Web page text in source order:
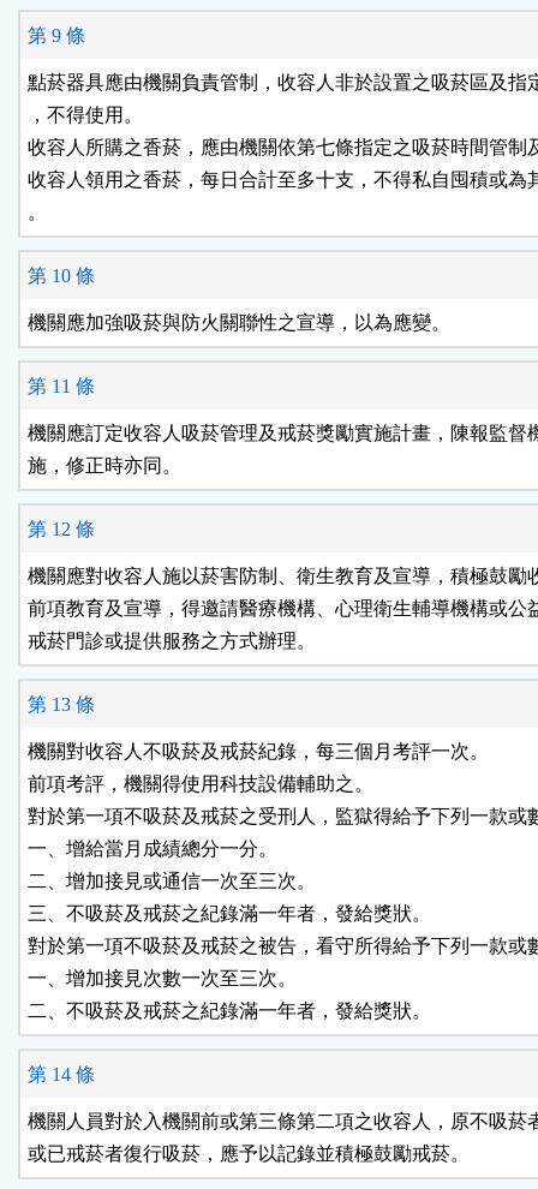
第 9 條
點菸器具應由機關負責管制，收容人非於設置之吸菸區及指
，不得使用。
收容人所購之香菸，應由機關依第七條指定之吸菸時間管制
收容人領用之香菸，每日合計至多十支，不得私自囤積或為
。
第 10 條
機關應加強吸菸與防火關聯性之宣導，以為應變。
第 11 條
機關應訂定收容人吸菸管理及戒菸獎勵實施計畫，陳報監督
施，修正時亦同。
第 12 條
機關應對收容人施以菸害防制、衛生教育及宣導，積極鼓勵
前項教育及宣導，得邀請醫療機構、心理衛生輔導機構或公
戒菸門診或提供服務之方式辦理。
第 13 條
機關對收容人不吸菸及戒菸紀錄，每三個月考評一次。
前項考評，機關得使用科技設備輔助之。
對於第一項不吸菸及戒菸之受刑人，監獄得給予下列一款或
一、增給當月成績總分一分。
二、增加接見或通信一次至三次。
三、不吸菸及戒菸之紀錄滿一年者，發給獎狀。
對於第一項不吸菸及戒菸之被告，看守所得給予下列一款或
一、增加接見次數一次至三次。
二、不吸菸及戒菸之紀錄滿一年者，發給獎狀。
第 14 條
機關人員對於入機關前或第三條第二項之收容人，原不吸菸
或已戒菸者復行吸菸，應予以記錄並積極鼓勵戒菸。